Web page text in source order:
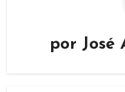
por José